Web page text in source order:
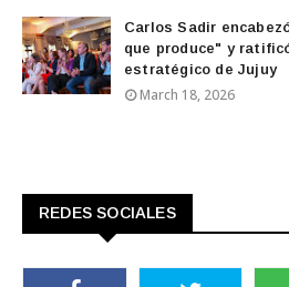
Carlos Sadir
que produce" y
estratégico de Jujuy
March 18, 2026
REDES SOCIALES